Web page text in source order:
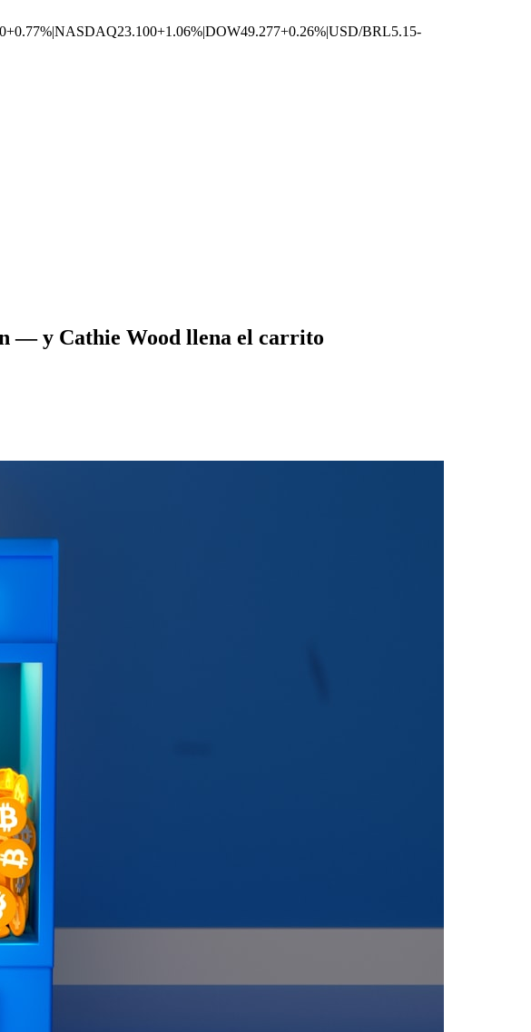
+0.77%|NASDAQ23.100+1.06%|DOW49.277+0.26%|USD/BRL5.15-
— y Cathie Wood llena el carrito